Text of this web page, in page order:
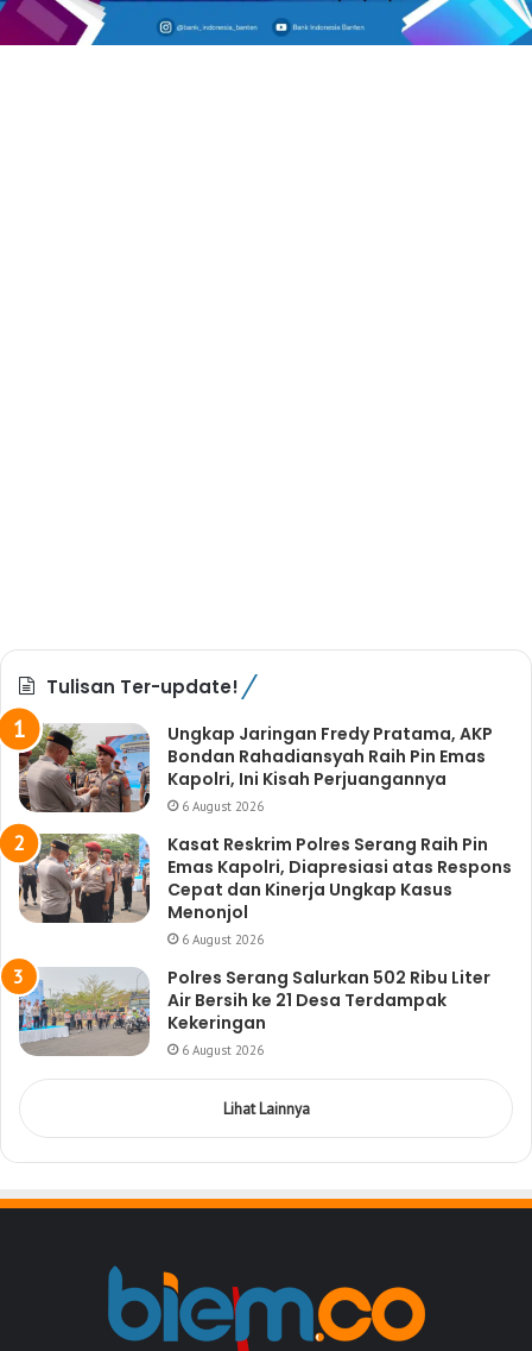
Tulisan Ter-update!
Ungkap Jaringan Fredy Pratama, AKP
Bondan Rahadiansyah Raih Pin Emas
Kapolri, Ini Kisah Perjuangannya
6 August 2026
Kasat Reskrim Polres Serang Raih Pin
Emas Kapolri, Diapresiasi atas Respons
Cepat dan Kinerja Ungkap Kasus
Menonjol
6 August 2026
Polres Serang Salurkan 502 Ribu Liter
Air Bersih ke 21 Desa Terdampak
Kekeringan
6 August 2026
Lihat Lainnya